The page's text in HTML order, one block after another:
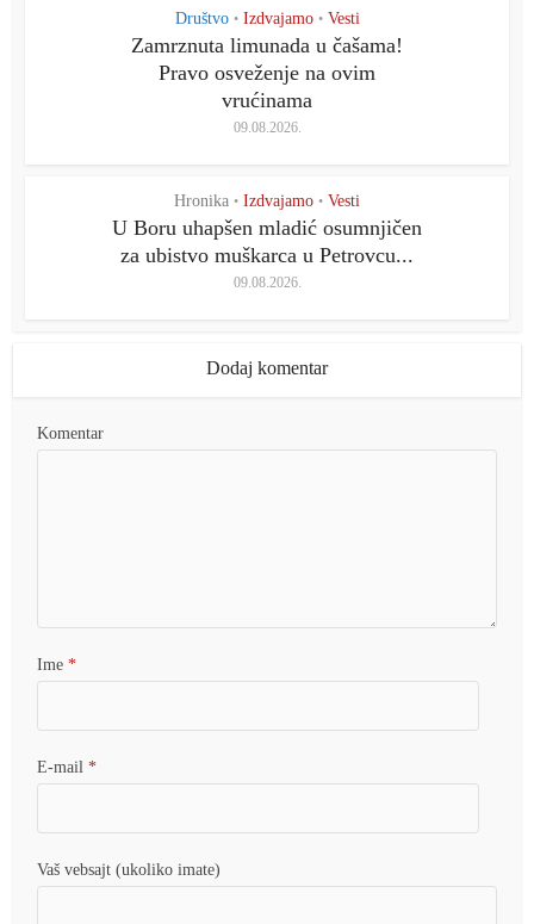
Društvo • Izdvajamo • Vesti
Zamrznuta limunada u čašama!
Pravo osveženje na ovim
vrućinama
09.08.2026.
Hronika • Izdvajamo • Vesti
U Boru uhapšen mladić osumnjičen
za ubistvo muškarca u Petrovcu...
09.08.2026.
Dodaj komentar
Komentar
Ime*
E-mail*
Vaš vebsajt (ukoliko imate)